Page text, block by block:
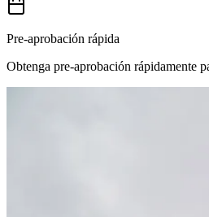
Pre-aprobación rápida
Obtenga pre-aprobación rápidamente